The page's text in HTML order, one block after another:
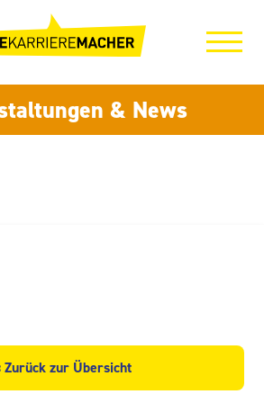
& News
Zurück zur Übersicht